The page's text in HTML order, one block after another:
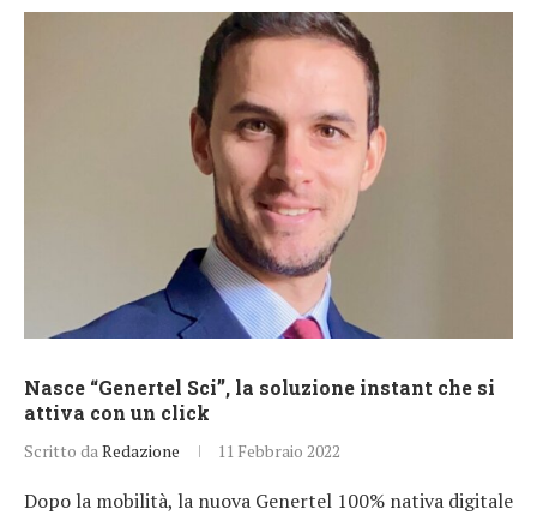
Nasce “Genertel Sci’’, la soluzione instant che si
attiva con un click
Scritto da Redazione 11 Febbraio 2022
Dopo la mobilità, la nuova Genertel 100% nativa digitale